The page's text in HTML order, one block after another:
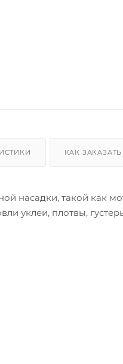
КАК ЗАКАЗАТЬ
насадки, такой как
уклеи, плотвы,